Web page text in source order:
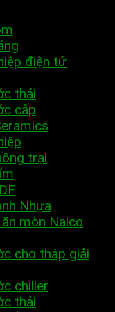
điện tử
thải
cấp
trại
Nhựa
mòn Nalco
cho tháp giải
chiller
thải